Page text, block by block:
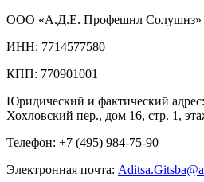
ООО «А.Д.Е. Профешнл Солушнз»
ИНН: 7714577580
КПП: 770901001
Юридический и фактический
Хохловский пер., дом 16, стр. 1,
Телефон: +7 (495) 984-75-90
Электронная почта: